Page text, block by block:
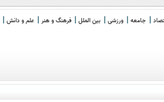
جامعه ورزشی بین الملل فرهنگ و هنر علم و دانش